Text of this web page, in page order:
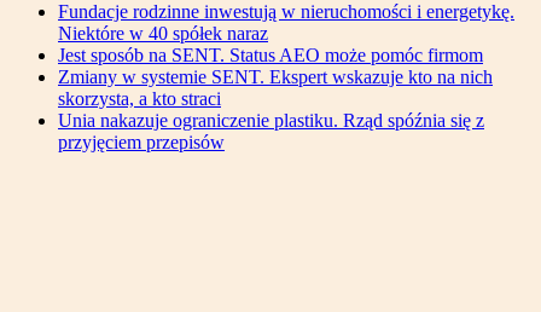
Fundacje rodzinne inwestują w nieruchomości i energetykę.
Niektóre w 40 spółek naraz
Jest sposób na SENT. Status AEO może pomóc firmom
Zmiany w systemie SENT. Ekspert wskazuje kto na nich
skorzysta, a kto straci
Unia nakazuje ograniczenie plastiku. Rząd spóźnia się z
przyjęciem przepisów